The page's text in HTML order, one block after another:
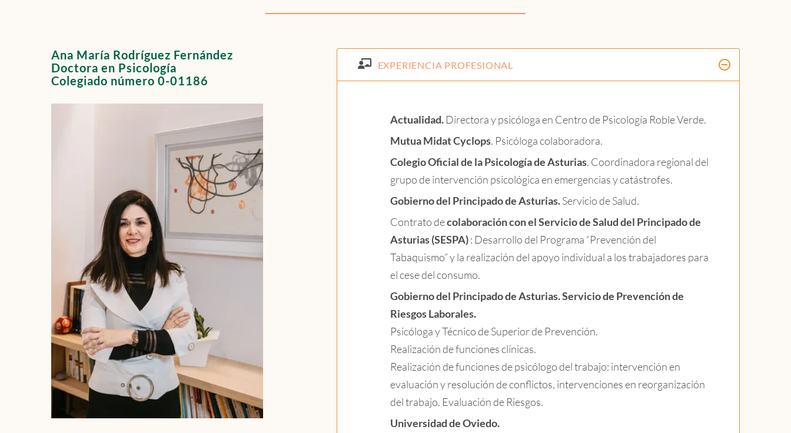
Ana María Rodríguez Fernández
Doctora en Psicología
Colegiado número 0-01186
EXPERIENCIA PROFESIONAL
Actualidad. Directora y psicóloga en Centro de Psicología Roble Verde.
Mutua Midat Cyclops. Psicóloga colaboradora.
Colegio Oficial de la Psicología de Asturias. Coordinadora regional del
grupo de intervención psicológica en emergencias y catástrofes.
Gobierno del Principado de Asturias.Servicio de Salud.
Contrato decolaboración con el Servicio de Salud del Principado de
Asturias (SESPA): Desarrollo del Programa “Prevención del
Tabaquismo” y la realización del apoyo individual a los trabajadores para
el cese del consumo.
Gobierno del Principado de Asturias. Servicio de Prevención de
Riesgos Laborales.
Psicóloga y Técnico de Superior de Prevención.
Realización de funciones clínicas.
Realización de funciones de psicólogo del trabajo: intervención en
evaluación y resolución de conflictos, intervenciones en reorganización
del trabajo. Evaluación de Riesgos.
Universidad de Oviedo.